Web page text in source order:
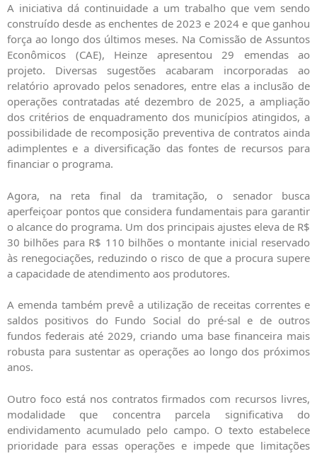
A iniciativa dá continuidade a um trabalho que vem sendo
construído desde as enchentes de 2023 e 2024 e que ganhou
força ao longo dos últimos meses. Na Comissão de Assuntos
Econômicos (CAE), Heinze apresentou 29 emendas ao
projeto. Diversas sugestões acabaram incorporadas ao
relatório aprovado pelos senadores, entre elas a inclusão de
operações contratadas até dezembro de 2025, a ampliação
dos critérios de enquadramento dos municípios atingidos, a
possibilidade de recomposição preventiva de contratos ainda
adimplentes e a diversificação das fontes de recursos para
financiar o programa.
Agora, na reta final da tramitação, o senador busca
aperfeiçoar pontos que considera fundamentais para garantir
o alcance do programa. Um dos principais ajustes eleva de R$
30 bilhões para R$ 110 bilhões o montante inicial reservado
às renegociações, reduzindo o risco de que a procura supere
a capacidade de atendimento aos produtores.
A emenda também prevê a utilização de receitas correntes e
saldos positivos do Fundo Social do pré-sal e de outros
fundos federais até 2029, criando uma base financeira mais
robusta para sustentar as operações ao longo dos próximos
anos.
Outro foco está nos contratos firmados com recursos livres,
modalidade que concentra parcela significativa do
endividamento acumulado pelo campo. O texto estabelece
prioridade para essas operações e impede que limitações